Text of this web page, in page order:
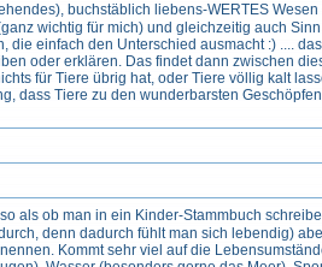
buchstäblich liebens-WERTES
wichtig für mich) und gleichzeitig auch
einfach den Unterschied ausmacht :) ....
oder erklären. Das findet dann zwischen
für Tiere übrig hat, oder Tiere völlig kalt
dass Tiere zu den wunderbarsten
als ob man in ein Kinder-Stammbuch
denn dadurch fühlt man sich lebendig)
Kommt sehr viel auf die